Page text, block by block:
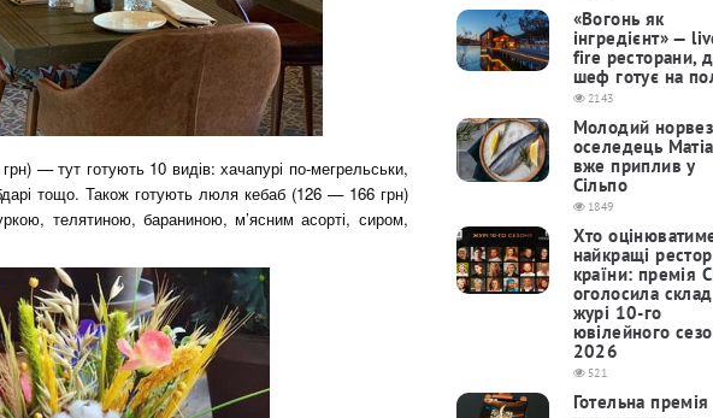
— тут готують 10 видів: хачапурі по-мегрельськи,
тощо. Також готують люля кебаб (126 — 166 грн)
телятиною, бараниною, м’ясним асорті, сиром,
«Вогонь як
інгредієнт» —
fire ресторани,
шеф готує на
2143
Молодий
оселедець
вже приплив у
Сільпо
1849
Хто
найкращі
країни: премія
оголосила склад
журі 10-го
ювілейного
2026
521
Готельна премія